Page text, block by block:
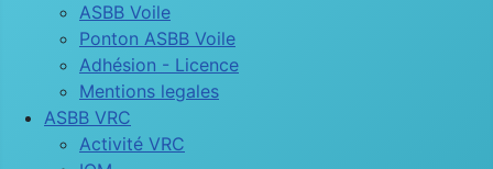
ASBB Voile
Ponton ASBB Voile
Adhésion - Licence
Mentions legales
ASBB VRC
Activité VRC